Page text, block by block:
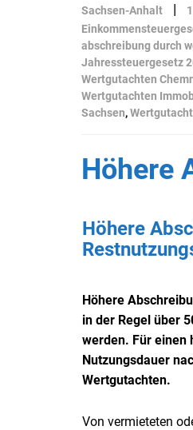
Sachsen-Anhalt
|
abschreibung durch
Jahressteuergesetz
Wertgutachten
Wertgutachten
Sachsen,
Höhere
Höhere
Höhere
in der Regel über
werden. Für einen
Nutzungsdauer
Wertgutachten.
Von vermieteten